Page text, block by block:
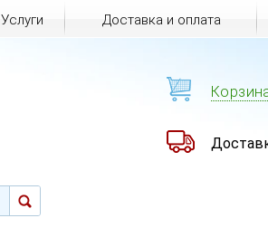
Услуги Доставка и оплата